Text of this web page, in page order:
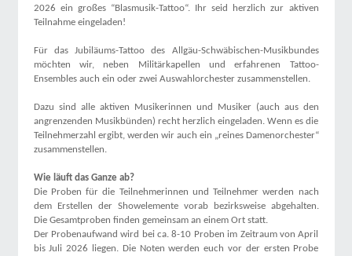
2026 ein großes “Blasmusik-Tattoo“. Ihr seid herzlich zur aktiven
Teilnahme eingeladen!
Für das Jubiläums-Tattoo des Allgäu-Schwäbischen-Musikbundes
möchten wir, neben Militärkapellen und erfahrenen Tattoo-
Ensembles auch ein oder zwei Auswahlorchester zusammenstellen.
Dazu sind alle aktiven Musikerinnen und Musiker (auch aus den
angrenzenden Musikbünden) recht herzlich eingeladen. Wenn es die
Teilnehmerzahl ergibt, werden wir auch ein „reines Damenorchester“
zusammenstellen.
Wie läuft das Ganze ab?
Die Proben für die Teilnehmerinnen und Teilnehmer werden nach
dem Erstellen der Showelemente vorab bezirksweise abgehalten.
Die Gesamtproben finden gemeinsam an einem Ort statt.
Der Probenaufwand wird bei ca. 8-10 Proben im Zeitraum von April
bis Juli 2026 liegen. Die Noten werden euch vor der ersten Probe